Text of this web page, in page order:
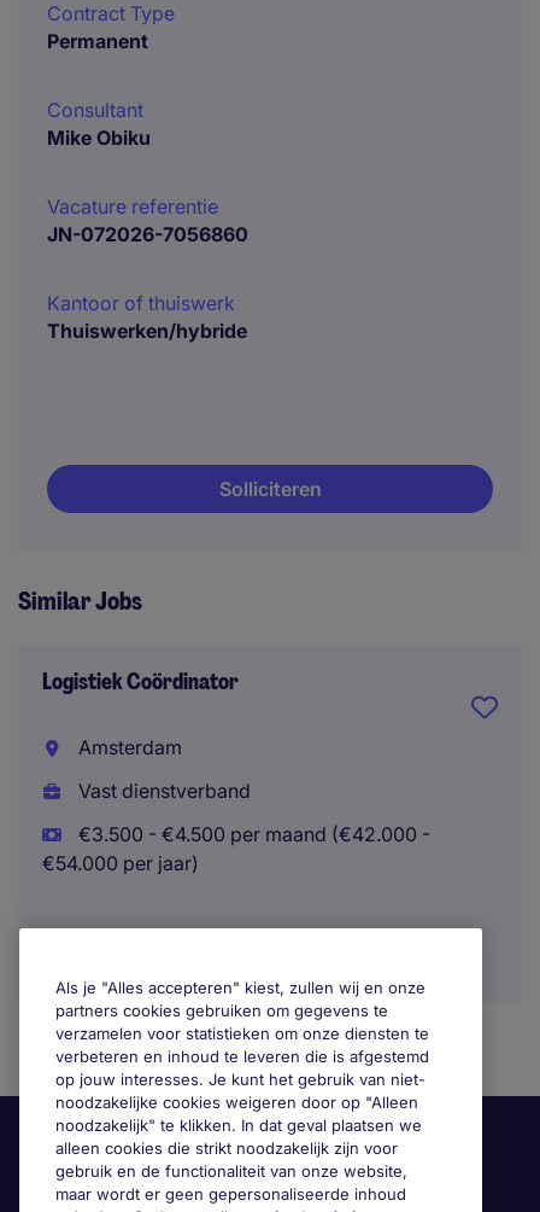
Contract Type
Permanent
Consultant
Mike Obiku
Vacature referentie
JN-072026-7056860
Kantoor of thuiswerk
Thuiswerken/hybride
Solliciteren
Similar Jobs
Logistiek Coördinator
Amsterdam
Vast dienstverband
€3.500 - €4.500 per maand (€42.000 -
€54.000 per jaar)
Als je "Alles accepteren" kiest, zullen wij en onze
partners cookies gebruiken om gegevens te
verzamelen voor statistieken om onze diensten te
verbeteren en inhoud te leveren die is afgestemd
op jouw interesses. Je kunt het gebruik van niet-
noodzakelijke cookies weigeren door op "Alleen
noodzakelijk" te klikken. In dat geval plaatsen we
alleen cookies die strikt noodzakelijk zijn voor
gebruik en de functionaliteit van onze website,
maar wordt er geen gepersonaliseerde inhoud